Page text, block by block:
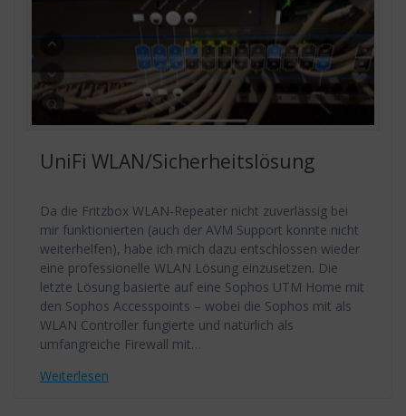
UniFi WLAN/Sicherheitslösung
Da die Fritzbox WLAN-Repeater nicht zuverlässig bei
mir funktionierten (auch der AVM Support konnte nicht
weiterhelfen), habe ich mich dazu entschlossen wieder
eine professionelle WLAN Lösung einzusetzen. Die
letzte Lösung basierte auf eine Sophos UTM Home mit
den Sophos Accesspoints – wobei die Sophos mit als
WLAN Controller fungierte und natürlich als
umfangreiche Firewall mit…
Weiterlesen